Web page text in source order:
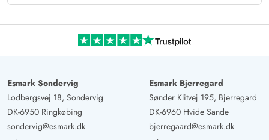
Esmark Sondervig
Lodbergsvej 18, Sondervig
DK-6950 Ringkøbing
sondervig@esmark.dk
Esmark Bjerregard
Sønder Klitvej 195, Bjerregard
DK-6960 Hvide Sande
bjerregaard@esmark.dk